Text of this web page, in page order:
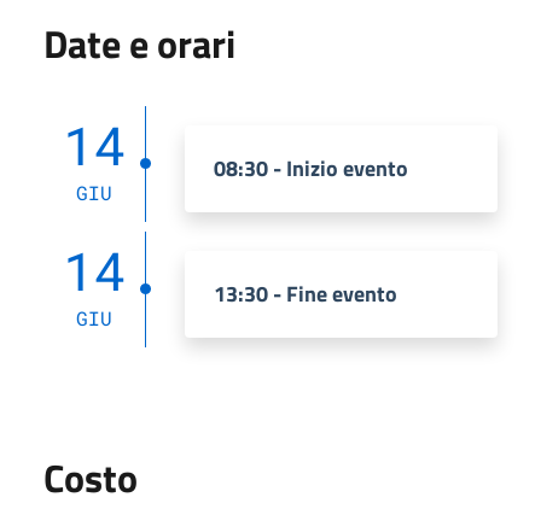
Date e orari
14
GIU
08:30 - Inizio evento
14
GIU
13:30 - Fine evento
Costo